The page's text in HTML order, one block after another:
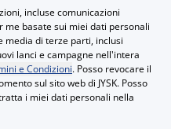
incluse comunicazioni
me basate sui miei dati personali
media di terze parti, inclusi
lanci e campagne nell'intera
e Condizioni. Posso revocare il
sul sito web di JYSK. Posso
i miei dati personali nella